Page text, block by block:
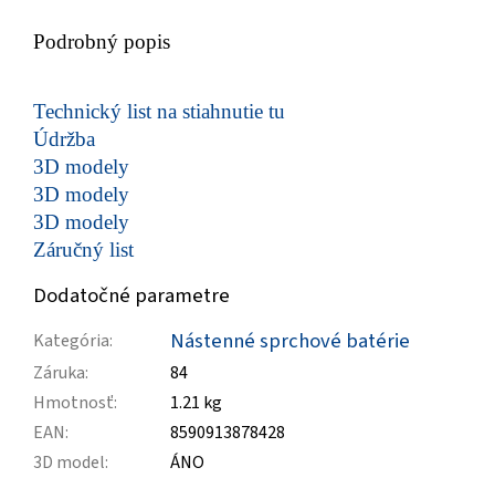
Podrobný popis
Technický list na stiahnutie tu
Údržba
3D modely
3D modely
3D modely
Záručný list
Dodatočné parametre
Kategória: Nástenné sprchové batérie
Záruka:
84
Hmotnosť:
1.21 kg
EAN:
8590913878428
3D model:
ÁNO